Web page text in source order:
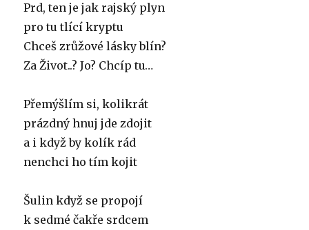
Prd, ten je jak rajský plyn
pro tu tlící kryptu
Chceš zrůžové lásky blín?
Za Život..? Jo? Chcíp tu…
Přemýšlím si, kolikrát
prázdný hnuj jde zdojit
a i když by kolík rád
nenchci ho tím kojit
Šulin když se propojí
k sedmé čakře srdcem